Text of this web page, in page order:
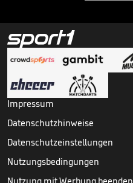
Impressum
Datenschutzhinweise
Datenschutzeinstellungen
Nutzungsbedingungen